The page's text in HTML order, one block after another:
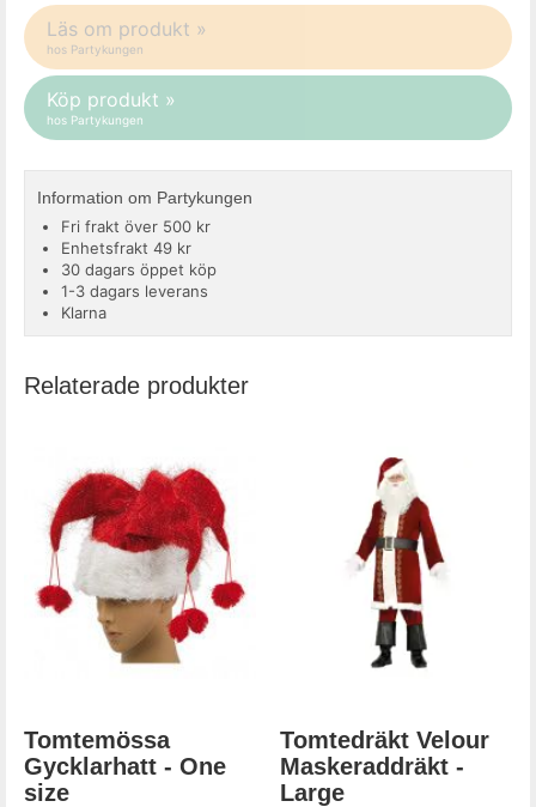
Läs om produkt »
hos Partykungen
Köp produkt »
hos Partykungen
Information om Partykungen
Fri frakt över 500 kr
Enhetsfrakt 49 kr
30 dagars öppet köp
1-3 dagars leverans
Klarna
Relaterade produkter
Tomtemössa
Gycklarhatt - One
size
Tomtedräkt Velour
Maskeraddräkt -
Large